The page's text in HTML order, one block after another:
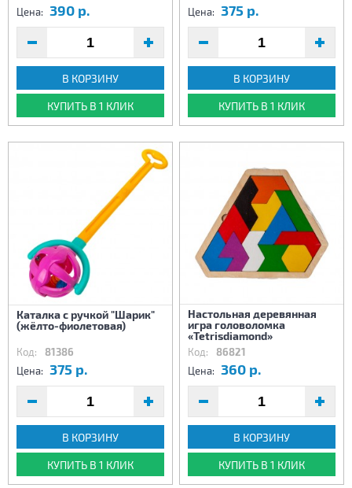
Цена: 390 р.
В КОРЗИНУ
КУПИТЬ В 1 КЛИК
Цена: 375 р.
В КОРЗИНУ
КУПИТЬ В 1 КЛИК
Каталка с ручкой "Шарик"
(жёлто-фиолетовая)
Код: 81386
Цена: 375 р.
В КОРЗИНУ
КУПИТЬ В 1 КЛИК
Настольная деревянная
игра головоломка
«Tetrisdiamond»
Код: 86821
Цена: 360 р.
В КОРЗИНУ
КУПИТЬ В 1 КЛИК